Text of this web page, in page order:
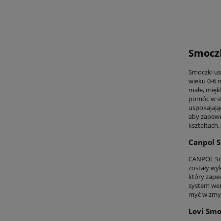
Smoczki
wieku 0-6
małe,
pomóc w
aby
kształtach.
Canpol
CANPOL
zostały
który
system
myć w
Lovi